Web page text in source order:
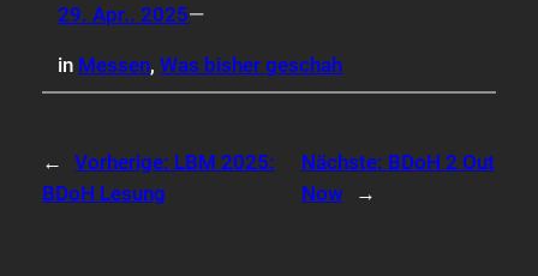
29. Apr.. 2025—
in Messen, Was bisher geschah
← Vorherige: LBM 2025:
BDoH Lesung
Nächste: BDoH 2 Out
Now
→